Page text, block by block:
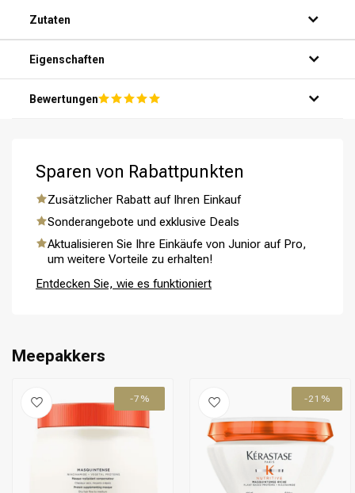
Umformung CombiDeals
Zutaten
Eigenschaften
Bewertungen
Sparen von Rabattpunkten
Zusätzlicher Rabatt auf Ihren Einkauf
Sonderangebote und exklusive Deals
Aktualisieren Sie Ihre Einkäufe von Junior auf Pro,
um weitere Vorteile zu erhalten!
Entdecken Sie, wie es funktioniert
Meepakkers
-7% -21%